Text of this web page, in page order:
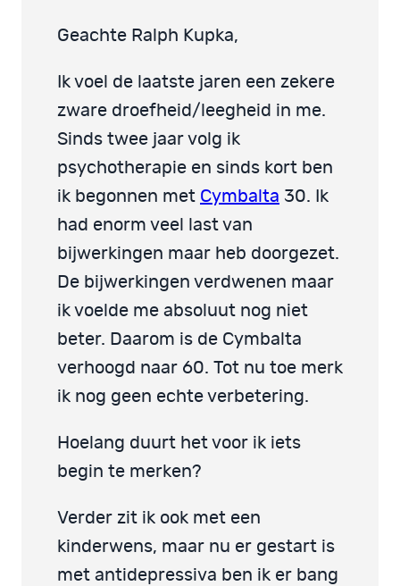
Geachte Ralph Kupka,
Ik voel de laatste jaren een zekere
zware droefheid/leegheid in me.
Sinds twee jaar volg ik
psychotherapie en sinds kort ben
ik begonnen met Cymbalta 30. Ik
had enorm veel last van
bijwerkingen maar heb doorgezet.
De bijwerkingen verdwenen maar
ik voelde me absoluut nog niet
beter. Daarom is de Cymbalta
verhoogd naar 60. Tot nu toe merk
ik nog geen echte verbetering.
Hoelang duurt het voor ik iets
begin te merken?
Verder zit ik ook met een
kinderwens, maar nu er gestart is
met antidepressiva ben ik er bang